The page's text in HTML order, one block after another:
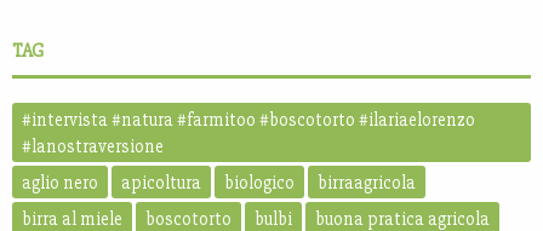
TAG
#intervista #natura #farmitoo #boscotorto #ilariaelorenzo
#lanostraversione
aglio nero
apicoltura biologico
birraagricola
birra al miele
boscotorto bulbi
buona pratica agricola